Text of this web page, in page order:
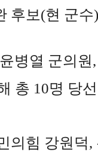
후보(현 군수
윤병열 군의원
총 10명 당
의힘 강원덕,